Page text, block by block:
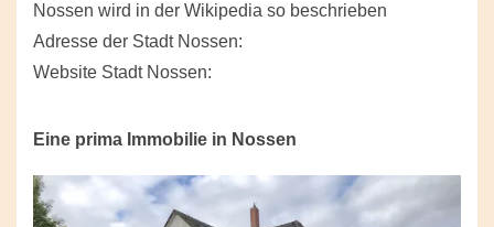
Nossen wird in der Wikipedia so beschrieben
Adresse der Stadt Nossen:
Website Stadt Nossen:
Eine prima Immobilie in Nossen